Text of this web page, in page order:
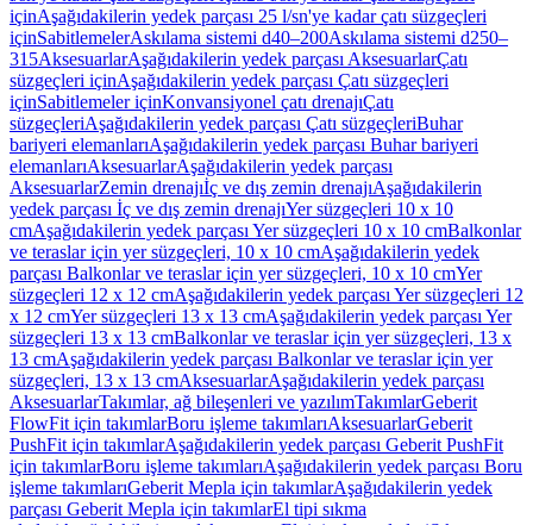
içinAşağıdakilerin yedek parçası 25 l/sn'ye kadar çatı süzgeçleri
içinSabitlemelerAskılama sistemi d40–200Askılama sistemi d250–
315AksesuarlarAşağıdakilerin yedek parçası AksesuarlarÇatı
süzgeçleri içinAşağıdakilerin yedek parçası Çatı süzgeçleri
içinSabitlemeler içinKonvansiyonel çatı drenajıÇatı
süzgeçleriAşağıdakilerin yedek parçası Çatı süzgeçleriBuhar
bariyeri elemanlarıAşağıdakilerin yedek parçası Buhar bariyeri
elemanlarıAksesuarlarAşağıdakilerin yedek parçası
AksesuarlarZemin drenajıİç ve dış zemin drenajıAşağıdakilerin
yedek parçası İç ve dış zemin drenajıYer süzgeçleri 10 x 10
cmAşağıdakilerin yedek parçası Yer süzgeçleri 10 x 10 cmBalkonlar
ve teraslar için yer süzgeçleri, 10 x 10 cmAşağıdakilerin yedek
parçası Balkonlar ve teraslar için yer süzgeçleri, 10 x 10 cmYer
süzgeçleri 12 x 12 cmAşağıdakilerin yedek parçası Yer süzgeçleri 12
x 12 cmYer süzgeçleri 13 x 13 cmAşağıdakilerin yedek parçası Yer
süzgeçleri 13 x 13 cmBalkonlar ve teraslar için yer süzgeçleri, 13 x
13 cmAşağıdakilerin yedek parçası Balkonlar ve teraslar için yer
süzgeçleri, 13 x 13 cmAksesuarlarAşağıdakilerin yedek parçası
AksesuarlarTakımlar, ağ bileşenleri ve yazılımTakımlarGeberit
FlowFit için takımlarBoru işleme takımlarıAksesuarlarGeberit
PushFit için takımlarAşağıdakilerin yedek parçası Geberit PushFit
için takımlarBoru işleme takımlarıAşağıdakilerin yedek parçası Boru
işleme takımlarıGeberit Mepla için takımlarAşağıdakilerin yedek
parçası Geberit Mepla için takımlarEl tipi sıkma